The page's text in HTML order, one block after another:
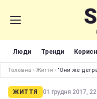
Люди Тренди
Головна › Життя › "Они же
ЖИТТЯ 01 грудня 2017,